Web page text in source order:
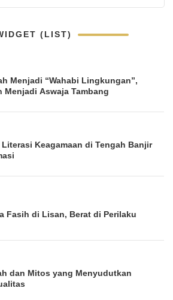
(LIST)
Menjadi “Wahabi Lingkungan”,
Menjadi Aswaja Tambang
Keagamaan di Tengah Banjir
Fasih di Lisan, Berat di Perilaku
dan Mitos yang Menyudutkan